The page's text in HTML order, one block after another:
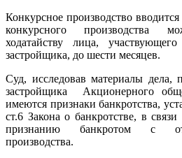
Конкурсное производство
конкурсного производства
ходатайству лица,
застройщика, до шести месяцев.
Суд, исследовав материалы дела,
застройщика Акционерного
имеются признаки банкротства,
ст.6 Закона о банкротстве, в
признанию банкротом с
производства.